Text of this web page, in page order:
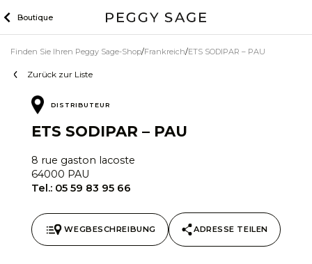
Inhalt
Boutique
Zurück zur Liste
Finden Sie Ihren Peggy Sage-Shop Frankreich ETS SODIPAR – PAU
DISTRIBUTEUR
ETS SODIPAR – PAU
8 rue gaston lacoste
64000 PAU
Tel.: 05 59 83 95 66
WEGBESCHREIBUNG ADRESSE TEILEN